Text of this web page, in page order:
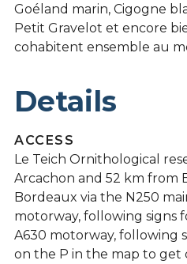
Goéland marin, Cigogne
Petit Gravelot et encore
cohabitent ensemble au
Details
ACCESS
Le Teich Ornithological
Arcachon and 52 km from
Bordeaux via the N250
motorway, following signs
A630 motorway, following
on the P in the map to get